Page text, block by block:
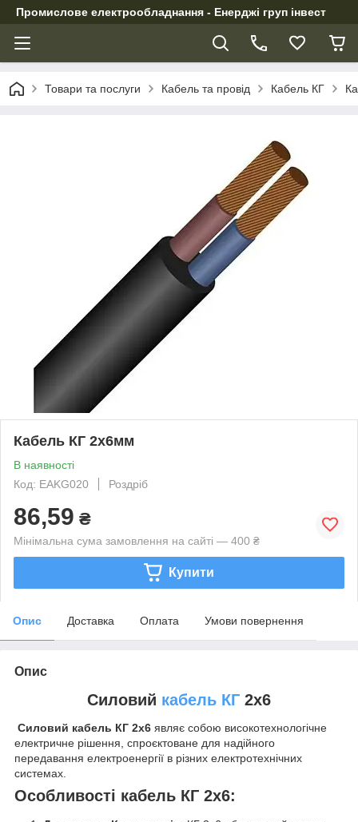
Промислове електрообладнання - Енерджі груп інвест
Товари та послуги Кабель та провід Кабель КГ
Кабель КГ 2х6мм
В наявності
Код: EAKG020
Роздріб
86,59 ₴
Мінімальна сума замовлення на сайті — 400 ₴
Купити
Опис Доставка Оплата Умови повернення
Опис
Силовий кабель КГ 2х6
Силовий кабель КГ 2х6 являє собою високотехнологічне
електричне рішення, спроєктоване для надійного
передавання електроенергії в різних електротехнічних
системах.
Особливості кабель КГ 2х6: